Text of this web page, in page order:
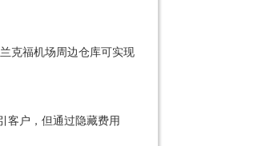
克福机场周边仓库可实现
客户，但通过隐藏费用